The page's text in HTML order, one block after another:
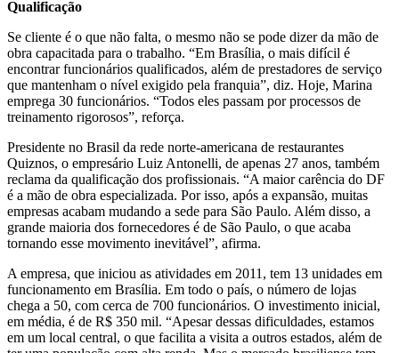
Qualificação
Se cliente é o que não falta, o mesmo não se pode dizer da mão de
obra capacitada para o trabalho. “Em Brasília, o mais difícil é
encontrar funcionários qualificados, além de prestadores de serviço
que mantenham o nível exigido pela franquia”, diz. Hoje, Marina
emprega 30 funcionários. “Todos eles passam por processos de
treinamento rigorosos”, reforça.
Presidente no Brasil da rede norte-americana de restaurantes
Quiznos, o empresário Luiz Antonelli, de apenas 27 anos, também
reclama da qualificação dos profissionais. “A maior carência do DF
é a mão de obra especializada. Por isso, após a expansão, muitas
empresas acabam mudando a sede para São Paulo. Além disso, a
grande maioria dos fornecedores é de São Paulo, o que acaba
tornando esse movimento inevitável”, afirma.
A empresa, que iniciou as atividades em 2011, tem 13 unidades em
funcionamento em Brasília. Em todo o país, o número de lojas
chega a 50, com cerca de 700 funcionários. O investimento inicial,
em média, é de R$ 350 mil. “Apesar dessas dificuldades, estamos
em um local central, o que facilita a visita a outros estados, além de